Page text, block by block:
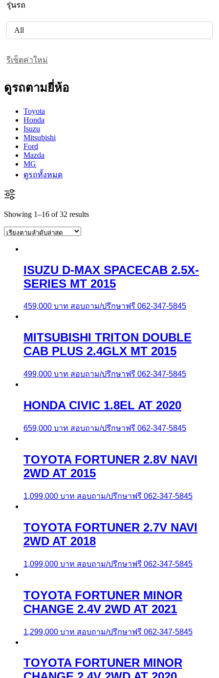
รุ่นรถ
All
รีเซ็ตค่าใหม่
ดูรถตามยี่ห้อ
Toyota
Honda
Isuzu
Mitsubishi
Ford
Mazda
MG
ดูรถทั้งหมด
Showing 1–16 of 32 results
ISUZU D-MAX SPACECAB 2.5X-
SERIES MT 2015
459,000 บาท สอบถาม/ปรึกษาฟรี 062-347-5845
MITSUBISHI TRITON DOUBLE
CAB PLUS 2.4GLX MT 2015
499,000 บาท สอบถาม/ปรึกษาฟรี 062-347-5845
HONDA CIVIC 1.8EL AT 2020
659,000 บาท สอบถาม/ปรึกษาฟรี 062-347-5845
TOYOTA FORTUNER 2.8V NAVI
2WD AT 2015
1,099,000 บาท สอบถาม/ปรึกษาฟรี 062-347-5845
TOYOTA FORTUNER 2.7V NAVI
2WD AT 2018
1,099,000 บาท สอบถาม/ปรึกษาฟรี 062-347-5845
TOYOTA FORTUNER MINOR
CHANGE 2.4V 2WD AT 2021
1,299,000 บาท สอบถาม/ปรึกษาฟรี 062-347-5845
TOYOTA FORTUNER MINOR